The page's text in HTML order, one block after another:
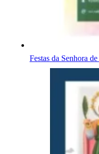
Festas da Senhora